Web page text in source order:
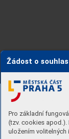
Žádost o
Pro základní
(tzv. cookies apod.).
uložením volitelných